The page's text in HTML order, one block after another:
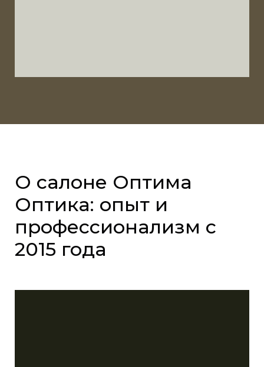
О салоне Оптима
Оптика: опыт и
профессионализм с
2015 года